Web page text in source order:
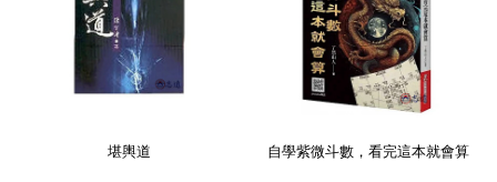
堪輿道 自學紫微斗數，看完這本就會算